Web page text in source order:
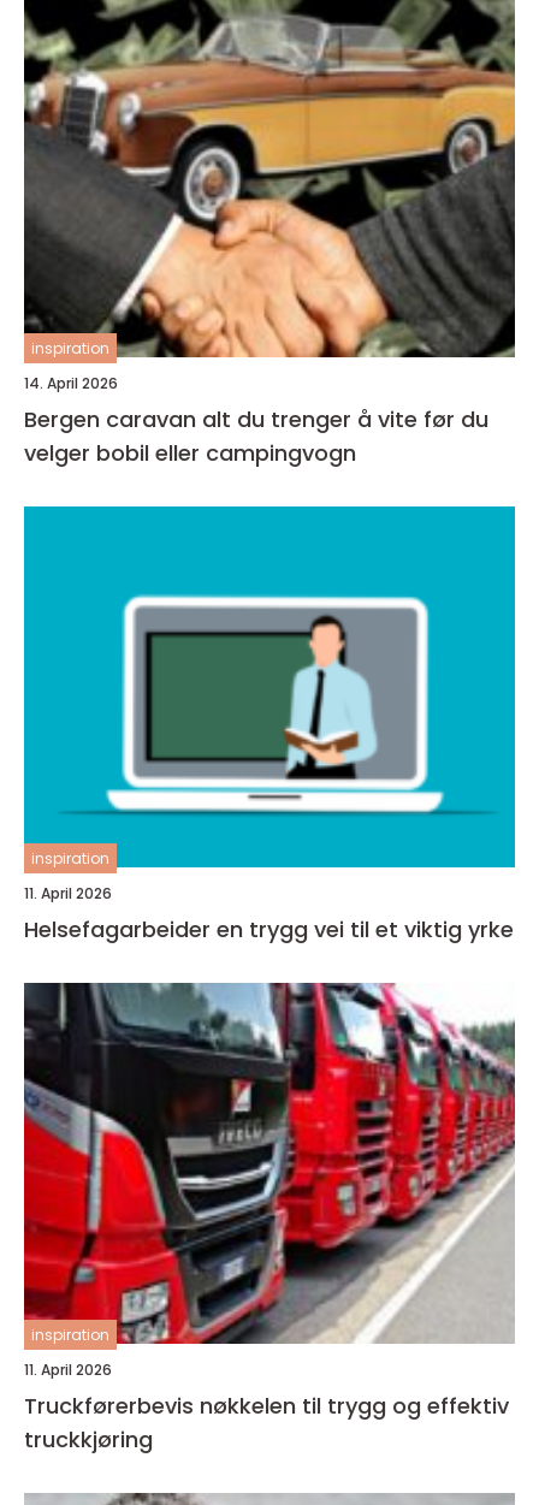
inspiration
14. April 2026
Bergen caravan alt du trenger å vite før du
velger bobil eller campingvogn
inspiration
11. April 2026
Helsefagarbeider en trygg vei til et viktig yrke
inspiration
11. April 2026
Truckførerbevis nøkkelen til trygg og effektiv
truckkjøring